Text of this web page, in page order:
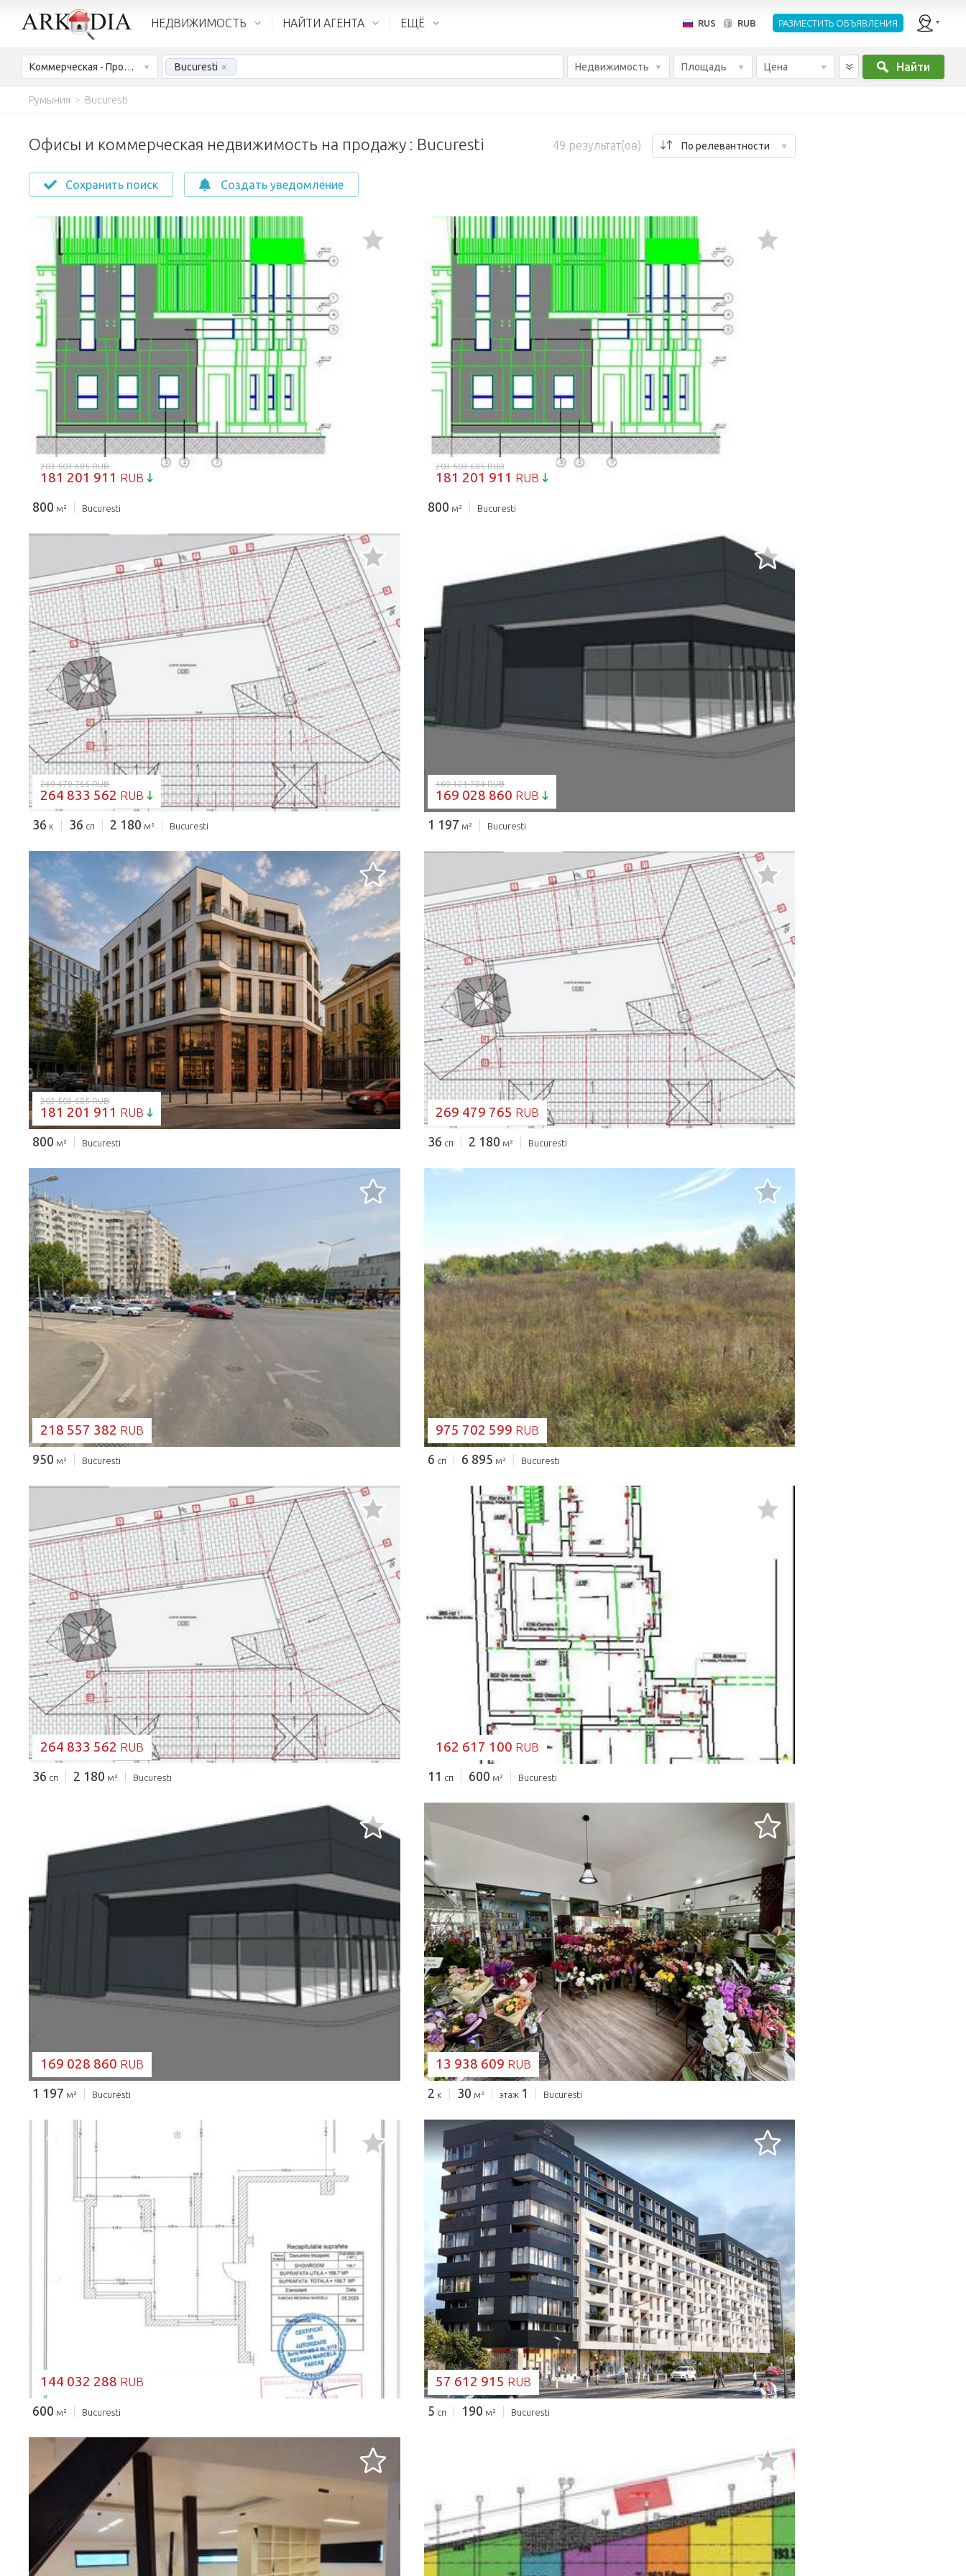
НЕДВИЖИМОСТЬ НАЙТИ АГЕНТА ЕЩЁ RUS RUB РАЗМЕСТИТЬ ОБЪЯВЛЕНИЯ
Коммерческая - Продажа Bucuresti × Недвижимость Площадь Цена Найти
Румыния > Bucuresti
Офисы и коммерческая недвижимость на продажу : Bucuresti 49 результат(ов) По релевантности
Сохранить поиск Создать уведомление
ЗАГРУЗКА...
203 503 685 RUB
181 201 911 RUB
800 м² Bucuresti
ЗАГРУЗКА...
203 503 685 RUB
181 201 911 RUB
800 м² Bucuresti
ЗАГРУЗКА...
269 479 765 RUB
264 833 562 RUB
36 к 36 сп 2 180 м² Bucuresti
ЗАГРУЗКА...
169 121 784 RUB
169 028 860 RUB
1 197 м² Bucuresti
ЗАГРУЗКА...
203 503 685 RUB
181 201 911 RUB
800 м² Bucuresti
ЗАГРУЗКА...
269 479 765 RUB
36 сп 2 180 м² Bucuresti
ЗАГРУЗКА...
218 557 382 RUB
950 м² Bucuresti
ЗАГРУЗКА...
975 702 599 RUB
6 сп 6 895 м² Bucuresti
ЗАГРУЗКА...
264 833 562 RUB
36 сп 2 180 м² Bucuresti
ЗАГРУЗКА...
162 617 100 RUB
11 сп 600 м² Bucuresti
ЗАГРУЗКА...
169 028 860 RUB
1 197 м² Bucuresti
ЗАГРУЗКА...
13 938 609 RUB
2 к 30 м² этаж 1 Bucuresti
ЗАГРУЗКА...
144 032 288 RUB
600 м² Bucuresti
ЗАГРУЗКА...
57 612 915 RUB
5 сп 190 м² Bucuresti